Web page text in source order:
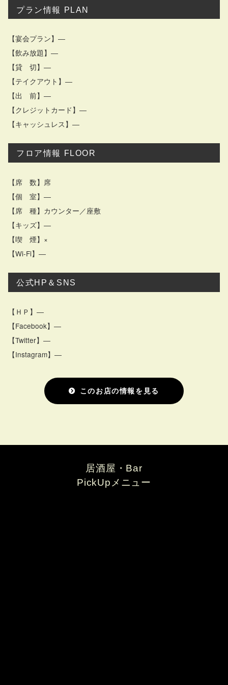
プラン情報 PLAN
【宴会プラン】―
【飲み放題】―
【貸 切】―
【テイクアウト】―
【出 前】―
【クレジットカード】―
【キャッシュレス】―
フロア情報 FLOOR
【席 数】席
【個 室】―
【席 種】カウンター／座敷
【キッズ】―
【喫 煙】×
【Wi-Fi】―
公式HP＆SNS
【ＨＰ】―
【Facebook】―
【Twitter】―
【Instagram】―
このお店の情報を見る
居酒屋・Bar
PickUpメニュー